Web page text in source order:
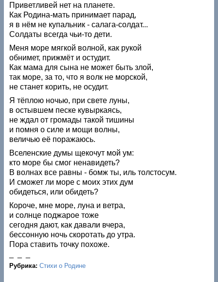
Приветливей нет на планете.
Как Родина-мать принимает парад,
я в нём не купальник - салага-солдат...
Солдаты всегда чьи-то дети.
Меня море мягкой волной, как рукой
обнимет, прижмёт и остудит.
Как мама для сына не может быть злой,
так море, за то, что я волк не морской,
не станет корить, не осудит.
Я тёплою ночью, при свете луны,
в остывшем песке кувыркаясь,
не ждал от громады такой тишины
и помня о силе и мощи волны,
величью её поражаюсь.
Вселенские думы щекочут мой ум:
кто море бы смог ненавидеть?
В волнах все равны - бомж ты, иль толстосум.
И сможет ли море с моих этих дум
обидеться, или обидеть?
Короче, мне море, луна и ветра,
и солнце поджарое тоже
сегодня дают, как давали вчера,
бессонную ночь скоротать до утра.
Пора ставить точку похоже.
Рубрика:Стихи о Родине